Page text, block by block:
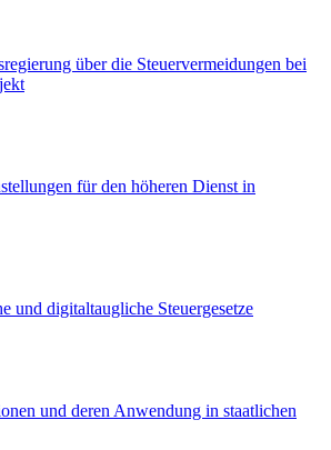
über die Steuervermeidungen bei
für den höheren Dienst in
und digitaltaugliche Steuergesetze
und deren Anwendung in staatlichen